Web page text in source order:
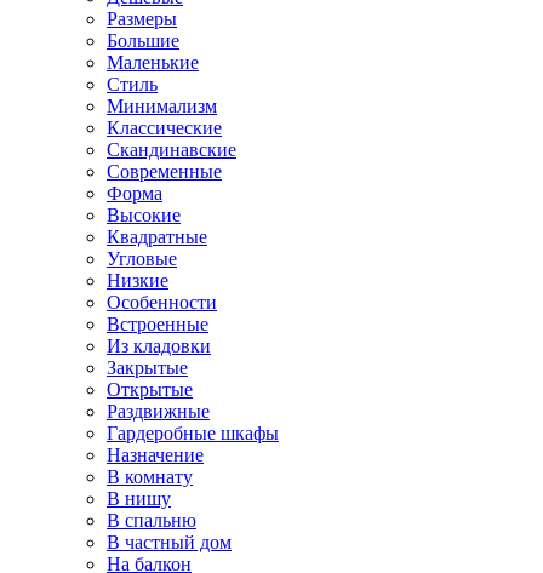
Размеры
Большие
Маленькие
Стиль
Минимализм
Классические
Скандинавские
Современные
Форма
Высокие
Квадратные
Угловые
Низкие
Особенности
Встроенные
Из кладовки
Закрытые
Открытые
Раздвижные
Гардеробные шкафы
Назначение
В комнату
В нишу
В спальню
В частный дом
На балкон